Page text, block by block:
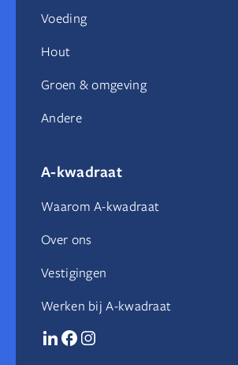
Voeding
Hout
Groen & omgeving
Andere
A-kwadraat
Waarom A-kwadraat
Over ons
Vestigingen
Werken bij A-kwadraat